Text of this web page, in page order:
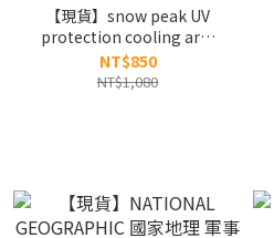
【現貨】snow peak UV
protection cooling arm
sleeves 26ss涼感抗UV防曬
袖套 S26ZUTSU62
NT$850
NT$1,080